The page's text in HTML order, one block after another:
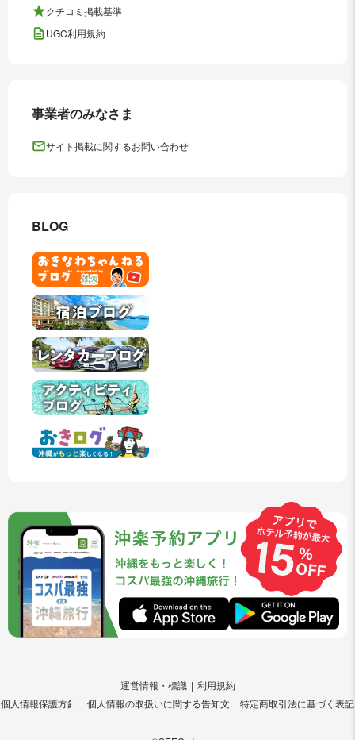
クチコミ掲載基準
UGC利用規約
事業者のみなさま
サイト掲載に関するお問い合わせ
BLOG
運営情報・標識
利用規約
個人情報保護方針
個人情報の取扱いに関する告知文 特定商取引法に基づく表記